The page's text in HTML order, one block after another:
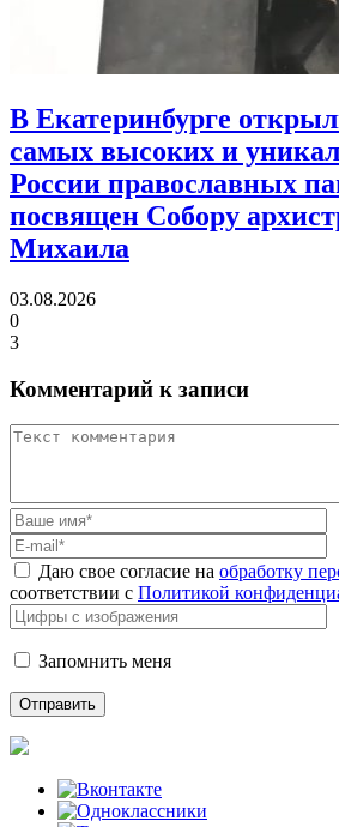
В Екатеринбурге
самых высоких и
России православных
посвящен Собору
Михаила
03.08.2026
0
3
Комментарий к записи
Даю свое согласие на обработку
соответствии с Политикой
Запомнить меня